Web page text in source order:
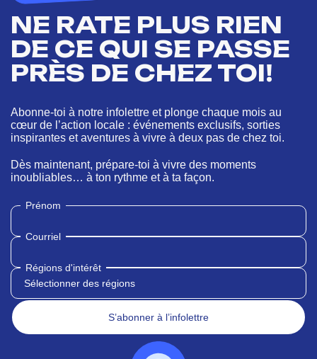
NE RATE PLUS RIEN
DE CE QUI SE PASSE
PRÈS DE CHEZ TOI!
Abonne-toi à notre infolettre et plonge chaque mois au
cœur de l’action locale : événements exclusifs, sorties
inspirantes et aventures à vivre à deux pas de chez toi.
Dès maintenant, prépare-toi à vivre des moments
inoubliables… à ton rythme et à ta façon.
Prénom
Courriel
Régions d'intérêt
Sélectionner des régions
S’abonner à l’infolettre